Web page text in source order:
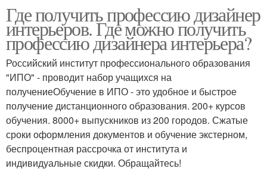
Где получить профессию дизайнер
интерьеров. Где можно получить
профессию дизайнера интерьера?
Российский институт профессионального образования
"ИПО" - проводит набор учащихся на
получениеОбучение в ИПО - это удобное и быстрое
получение дистанционного образования. 200+ курсов
обучения. 8000+ выпускников из 200 городов. Сжатые
сроки оформления документов и обучение экстерном,
беспроцентная рассрочка от института и
индивидуальные скидки. Обращайтесь!